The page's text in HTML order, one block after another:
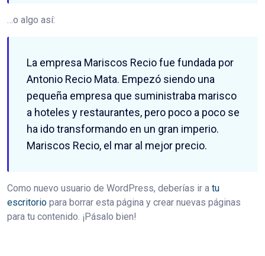
…o algo así:
La empresa Mariscos Recio fue fundada por
Antonio Recio Mata. Empezó siendo una
pequeña empresa que suministraba marisco
a hoteles y restaurantes, pero poco a poco se
ha ido transformando en un gran imperio.
Mariscos Recio, el mar al mejor precio.
Como nuevo usuario de WordPress, deberías ir a tu
escritorio para borrar esta página y crear nuevas páginas
para tu contenido. ¡Pásalo bien!